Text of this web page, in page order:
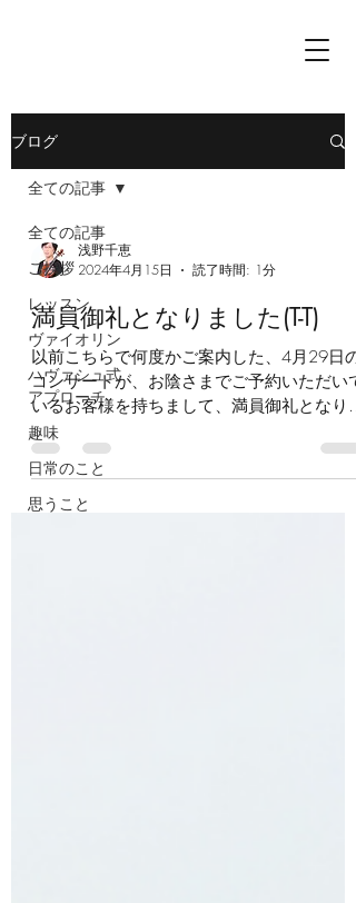
ブログ
全ての記事
ご挨拶
レッスン
ヴァイオリン
ハヴァシュ式
アプローチ
趣味
日常のこと
思うこと
全ての記事
浅野千恵
2024年4月15日
読了時間: 1分
満員御礼となりました(T-T)
以前こちらで何度かご案内した、4月29日の
コンサートが、お陰さまでご予約いただいて
いるお客様を持ちまして、満員御礼となりま
した。 一体どれくらいの方にお越しいただ
けるだろう…と恐る恐る開催を決めたのでし
たが、関心をお寄せくださり、心から感謝し
ております…(T-T)...